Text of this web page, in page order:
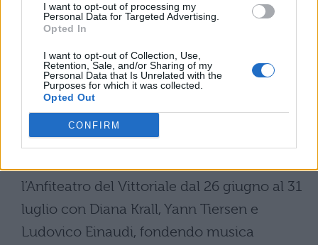
I want to opt-out of processing my
Personal Data for Targeted Advertising.
Opted In
I want to opt-out of Collection, Use,
Retention, Sale, and/or Sharing of my
Personal Data that Is Unrelated with the
Purposes for which it was collected.
Opted Out
CONFIRM
Roma Summer Fest anima l’Auditorium
giugno al 14 settembre, ospitando John
Legend, Diana Krall e Ludovico Einaudi in
uno scenario all’aperto affacciato sulla
capitale.
l’Anfiteatro del Vittoriale dal 26 giugno al 31
luglio con Diana Krall, Yann Tiersen e
Ludovico Einaudi, fondendo musica